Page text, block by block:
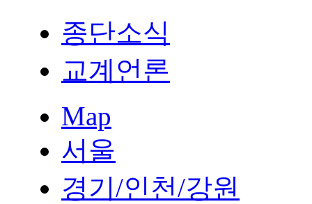
종단소식
교계언론
Map
서울
경기/인천/강원